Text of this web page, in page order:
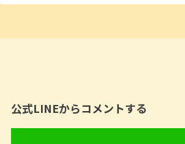
公式LINEからコメントする